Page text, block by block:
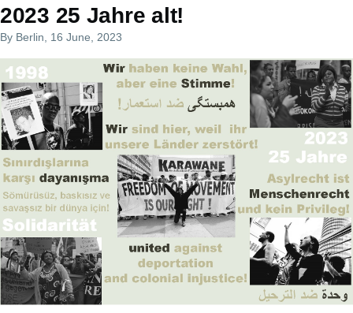
2023 25 Jahre alt!
By Berlin , 16 June, 2023